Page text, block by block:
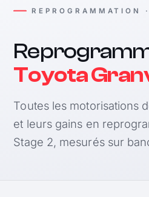
REPROGRAMMATION
Toyota
Toutes les motorisations
et leurs gains en
Stage 2, mesurés sur